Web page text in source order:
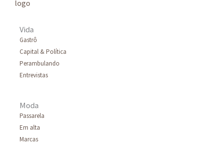
Vida
Gastrô
Capital & Política
Perambulando
Entrevistas
Moda
Passarela
Em alta
Marcas